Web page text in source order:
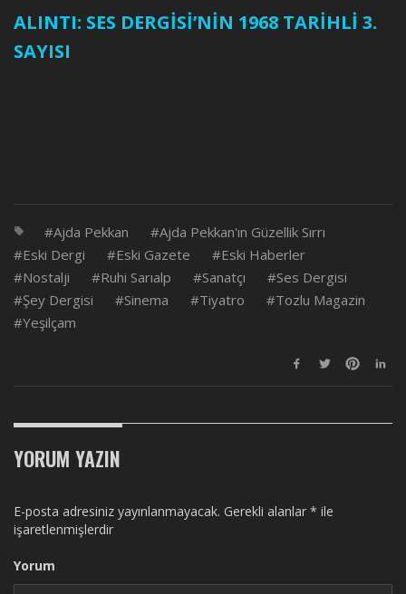
ALINTI: SES DERGİSİ’NİN 1968 TARİHLİ 3.
SAYISI
Ajda Pekkan
Ajda Pekkan'ın Güzellik Sırrı
Eski Dergi
Eski Gazete
Eski Haberler
Nostalji
Ruhi Sarıalp Sanatçı
Ses Dergisi
Şey Dergisi
Sinema Tiyatro
Tozlu Magazin
Yeşilçam
YORUM YAZIN
E-posta adresiniz yayınlanmayacak. Gerekli alanlar * ile
işaretlenmişlerdir
Yorum